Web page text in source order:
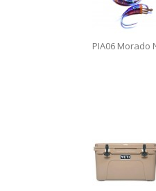
PIA06 Morado